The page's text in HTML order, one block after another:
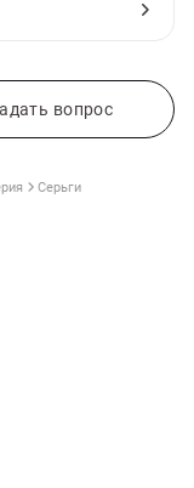
вопрос
Серьги